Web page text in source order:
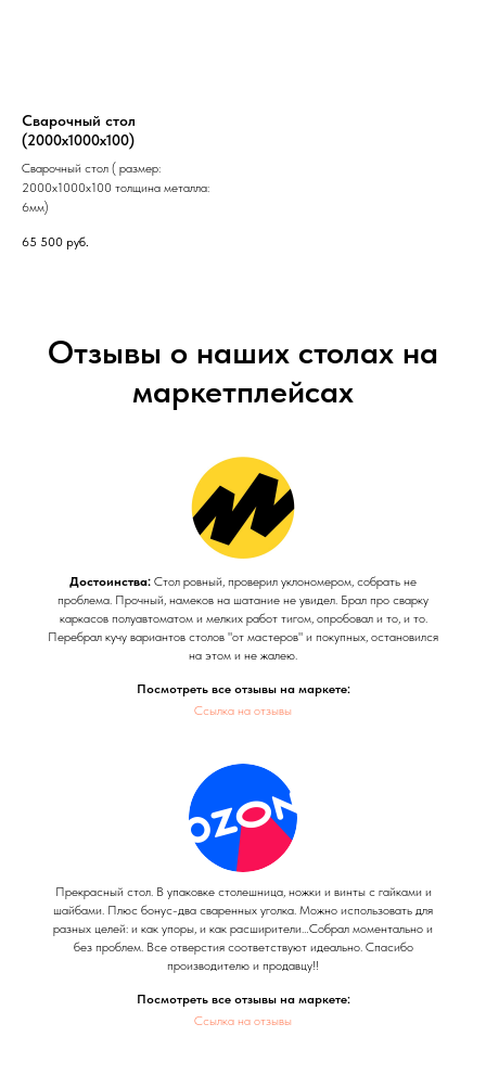
Сварочный стол
(2000х1000х100)
Сварочный стол ( размер:
2000х1000х100 толщина металла:
6мм)
65 500 руб.
Отзывы о наших столах на
маркетплейсах
Достоинства: Стол ровный, проверил уклономером, собрать не
проблема. Прочный, намеков на шатание не увидел. Брал про сварку
каркасов полуавтоматом и мелких работ тигом, опробовал и то, и то.
Перебрал кучу вариантов столов "от мастеров" и покупных, остановился
на этом и не жалею.
Посмотреть все отзывы на маркете:
Ссылка на отзывы
Прекрасный стол. В упаковке столешница, ножки и винты с гайками и
шайбами. Плюс бонус-два сваренных уголка. Можно использовать для
разных целей: и как упоры, и как расширители…Собрал моментально и
без проблем. Все отверстия соответствуют идеально. Спасибо
производителю и продавцу!!
Посмотреть все отзывы на маркете:
Ссылка на отзывы